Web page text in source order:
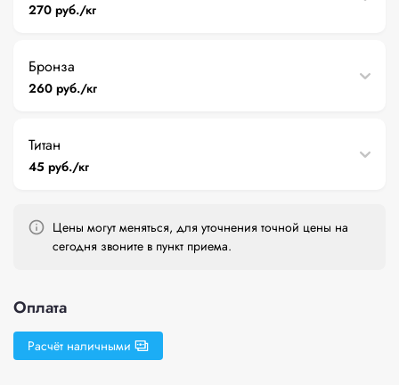
270 руб./кг
Бронза
260 руб./кг
Титан
45 руб./кг
Цены могут меняться, для уточнения точной цены на
сегодня звоните в пункт приема.
Оплата
Расчёт наличными